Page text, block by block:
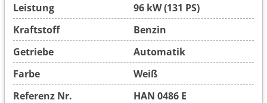
Leistung
96 kW (131 PS)
Kraftstoff
Benzin
Getriebe
Automatik
Farbe
Weiß
Referenz Nr.
HAN 0486 E